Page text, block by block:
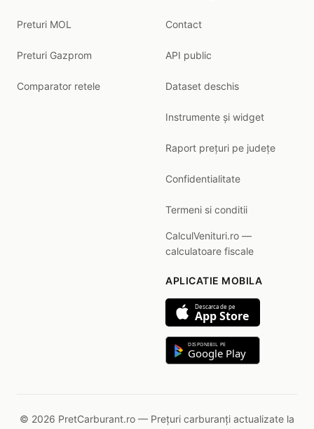
Preturi MOL
Preturi Gazprom
Comparator retele
Contact
API public
Dataset deschis
Instrumente și widget
Raport prețuri pe județe
Confidentialitate
Termeni si conditii
CalculVenituri.ro —
calculatoare fiscale
APLICATIE MOBILA
Descarca de pe
App Store
DISPONIBIL PE
Google Play
© 2026 PretCarburant.ro — Prețuri carburanți actualizate la